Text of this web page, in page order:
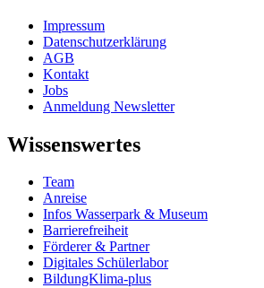
Impressum
Datenschutzerklärung
AGB
Kontakt
Jobs
Anmeldung Newsletter
Wissenswertes
Team
Anreise
Infos Wasserpark & Museum
Barrierefreiheit
Förderer & Partner
Digitales Schülerlabor
BildungKlima-plus